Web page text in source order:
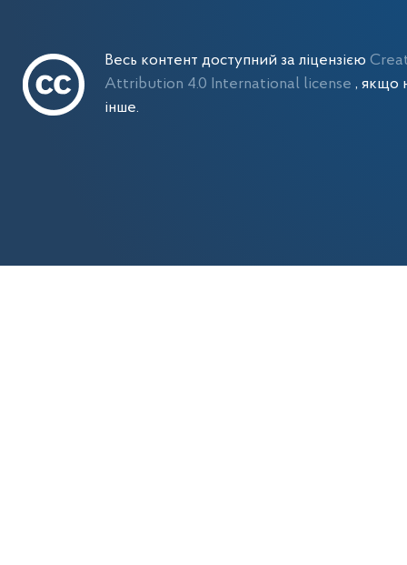
Весь контент доступний за ліцензією
Attribution 4.0 International license , якщо
інше.